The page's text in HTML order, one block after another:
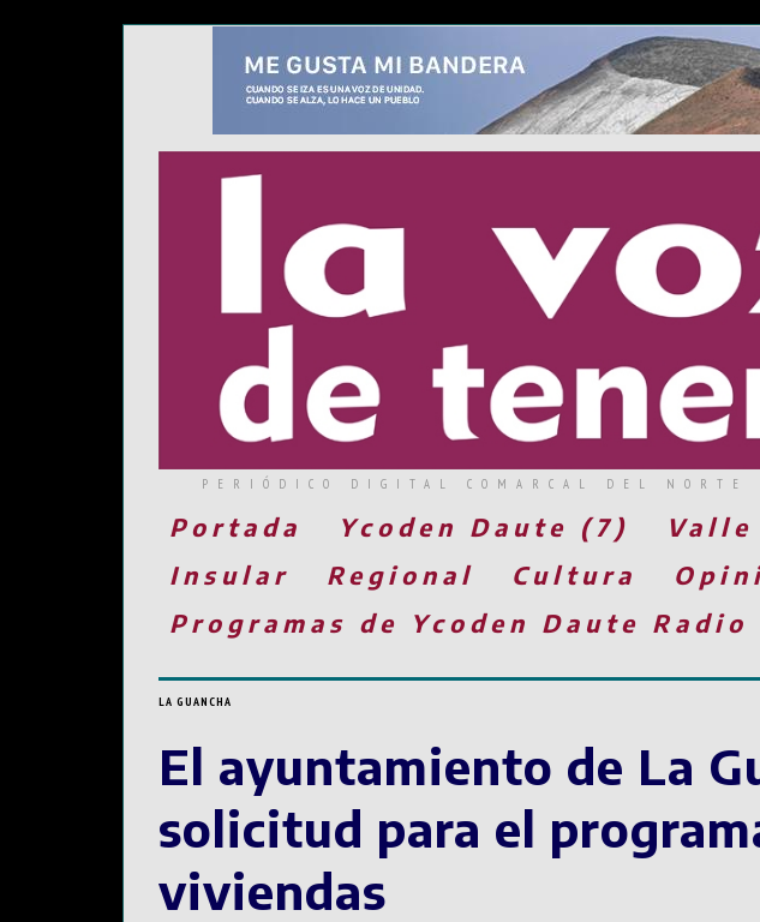
PERIÓDICO DIGITAL COMARCAL DEL
Portada Ycoden Daute (7)
Insular
Regional Cultura
Programas de Ycoden Daute Radio
LA GUANCHA
El ayuntamiento de La
solicitud para el
viviendas